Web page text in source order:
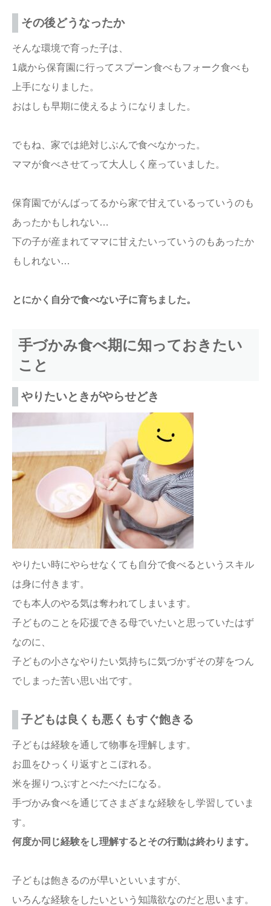
その後どうなったか
そんな環境で育った子は、
1歳から保育園に行ってスプーン食べもフォーク食べも
上手になりました。
おはしも早期に使えるようになりました。
でもね、家では絶対じぶんで食べなかった。
ママが食べさせてって大人しく座っていました。
保育園でがんばってるから家で甘えているっていうのも
あったかもしれない…
下の子が産まれてママに甘えたいっていうのもあったか
もしれない…
とにかく自分で食べない子に育ちました。
手づかみ食べ期に知っておきたい
こと
やりたいときがやらせどき
やりたい時にやらせなくても自分で食べるというスキル
は身に付きます。
でも本人のやる気は奪われてしまいます。
子どものことを応援できる母でいたいと思っていたはず
なのに、
子どもの小さなやりたい気持ちに気づかずその芽をつん
でしまった苦い思い出です。
子どもは良くも悪くもすぐ飽きる
子どもは経験を通して物事を理解します。
お皿をひっくり返すとこぼれる。
米を握りつぶすとべたべたになる。
手づかみ食べを通じてさまざまな経験をし学習していま
す。
何度か同じ経験をし理解するとその行動は終わります。
子どもは飽きるのが早いといいますが、
いろんな経験をしたいという知識欲なのだと思います。